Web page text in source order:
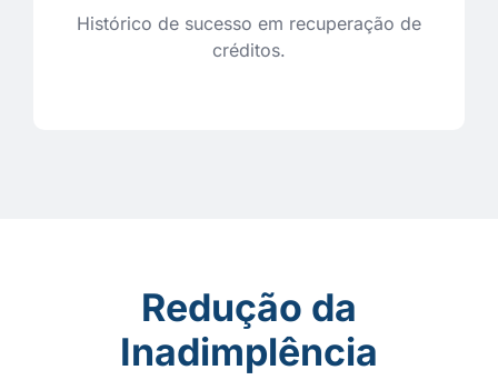
Histórico de sucesso em recuperação de
créditos.
Redução da
Inadimplência